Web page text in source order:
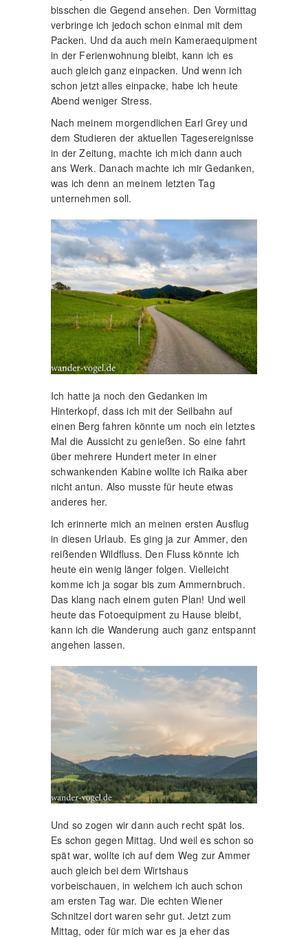
bisschen die Gegend ansehen. Den Vormittag
verbringe ich jedoch schon einmal mit dem
Packen. Und da auch mein Kameraequipment
in der Ferienwohnung bleibt, kann ich es
auch gleich ganz einpacken. Und wenn ich
schon jetzt alles einpacke, habe ich heute
Abend weniger Stress.
Nach meinem morgendlichen Earl Grey und
dem Studieren der aktuellen Tagesereignisse
in der Zeitung, machte ich mich dann auch
ans Werk. Danach machte ich mir Gedanken,
was ich denn an meinem letzten Tag
unternehmen soll.
Ich hatte ja noch den Gedanken im
Hinterkopf, dass ich mit der Seilbahn auf
einen Berg fahren könnte um noch ein letztes
Mal die Aussicht zu genießen. So eine fahrt
über mehrere Hundert meter in einer
schwankenden Kabine wollte ich Raika aber
nicht antun. Also musste für heute etwas
anderes her.
Ich erinnerte mich an meinen ersten Ausflug
in diesen Urlaub. Es ging ja zur Ammer, den
reißenden Wildfluss. Den Fluss könnte ich
heute ein wenig länger folgen. Vielleicht
komme ich ja sogar bis zum Ammernbruch.
Das klang nach einem guten Plan! Und weil
heute das Fotoequipment zu Hause bleibt,
kann ich die Wanderung auch ganz entspannt
angehen lassen.
Und so zogen wir dann auch recht spät los.
Es schon gegen Mittag. Und weil es schon so
spät war, wollte ich auf dem Weg zur Ammer
auch gleich bei dem Wirtshaus
vorbeischauen, in welchem ich auch schon
am ersten Tag war. Die echten Wiener
Schnitzel dort waren sehr gut. Jetzt zum
Mittag, oder für mich war es ja eher das